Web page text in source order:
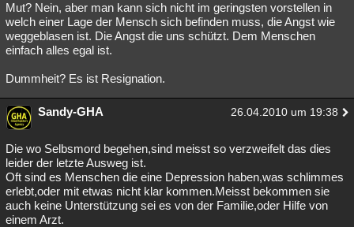
Mut? Nein, aber man kann sich nicht im geringsten vorstellen in
welch einer Lage der Mensch sich befinden muss, die Angst wie
weggeblasen ist. Die Angst die uns schützt. Dem Menschen
einfach alles egal ist.
Dummheit? Es ist Resignation.
Sandy-GHA 26.04.2010 um 19:38
Die wo Selbsmord begehen,sind meisst so verzweifelt das dies
leider der letzte Ausweg ist.
Oft sind es Menschen die eine Depression haben,was schlimmes
erlebt,oder mit etwas nicht klar kommen.Meisst bekommen sie
auch keine Unterstützung sei es von der Familie,oder Hilfe von
einem Arzt.